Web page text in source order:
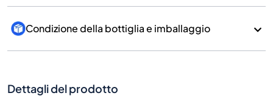
Condizione della bottiglia e imballaggio
Dettagli del prodotto